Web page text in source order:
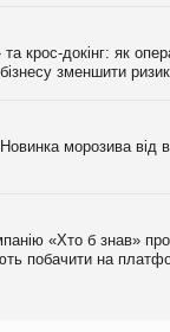
крос-докінг: як
зменшити
морозива від
«Хто б знав»
побачити на
крос-докінг: як
зменшити
морозива від
«Хто б знав»
побачити на
у першому
на 9%